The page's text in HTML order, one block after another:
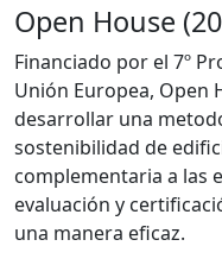
Open House
Financiado por el 7º
Unión Europea, Open
desarrollar una
sostenibilidad de
complementaria a las
evaluación y
una manera eficaz.